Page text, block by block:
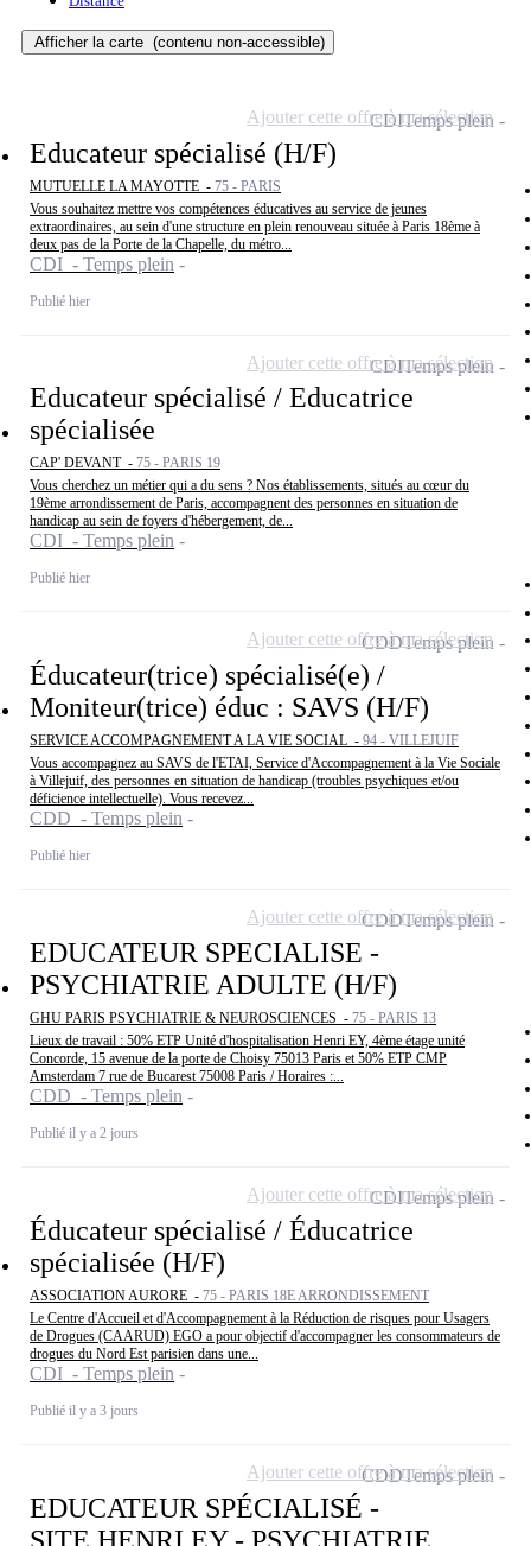
Afficher la carte (contenu non-accessible)
Educateur spécialisé (H/F)
MUTUELLE LA MAYOTTE - 75 - PARIS
Vous souhaitez mettre vos compétences éducatives au service de jeunes
extraordinaires, au sein d'une structure en plein renouveau située à Paris 18ème à
deux pas de la Porte de la Chapelle, du métro...
CDI - Temps plein
Publié hier
CDITemps plein
Ajouter cette offre à ma sélection
Educateur spécialisé / Educatrice
spécialisée
CAP' DEVANT - 75 - PARIS 19
Vous cherchez un métier qui a du sens ? Nos établissements, situés au cœur du
19ème arrondissement de Paris, accompagnent des personnes en situation de
handicap au sein de foyers d'hébergement, de...
CDI - Temps plein
Publié hier
CDITemps plein
Ajouter cette offre à ma sélection
Éducateur(trice) spécialisé(e) /
Moniteur(trice) éduc : SAVS (H/F)
SERVICE ACCOMPAGNEMENT A LA VIE SOCIAL - 94 - VILLEJUIF
Vous accompagnez au SAVS de l'ETAI, Service d'Accompagnement à la Vie Sociale
à Villejuif, des personnes en situation de handicap (troubles psychiques et/ou
déficience intellectuelle). Vous recevez...
CDD - Temps plein
Publié hier
CDDTemps plein
Ajouter cette offre à ma sélection
EDUCATEUR SPECIALISE -
PSYCHIATRIE ADULTE (H/F)
GHU PARIS PSYCHIATRIE & NEUROSCIENCES - 75 - PARIS 13
Lieux de travail : 50% ETP Unité d'hospitalisation Henri EY, 4ème étage unité
Concorde, 15 avenue de la porte de Choisy 75013 Paris et 50% ETP CMP
Amsterdam 7 rue de Bucarest 75008 Paris / Horaires :...
CDD - Temps plein
Publié il y a 2 jours
CDDTemps plein
Ajouter cette offre à ma sélection
Éducateur spécialisé / Éducatrice
spécialisée (H/F)
ASSOCIATION AURORE - 75 - PARIS 18E ARRONDISSEMENT
Le Centre d'Accueil et d'Accompagnement à la Réduction de risques pour Usagers
de Drogues (CAARUD) EGO a pour objectif d'accompagner les consommateurs de
drogues du Nord Est parisien dans une...
CDI - Temps plein
Publié il y a 3 jours
CDITemps plein
Ajouter cette offre à ma sélection
EDUCATEUR SPÉCIALISÉ -
CDDTemps plein
Ajouter cette offre à ma sélection